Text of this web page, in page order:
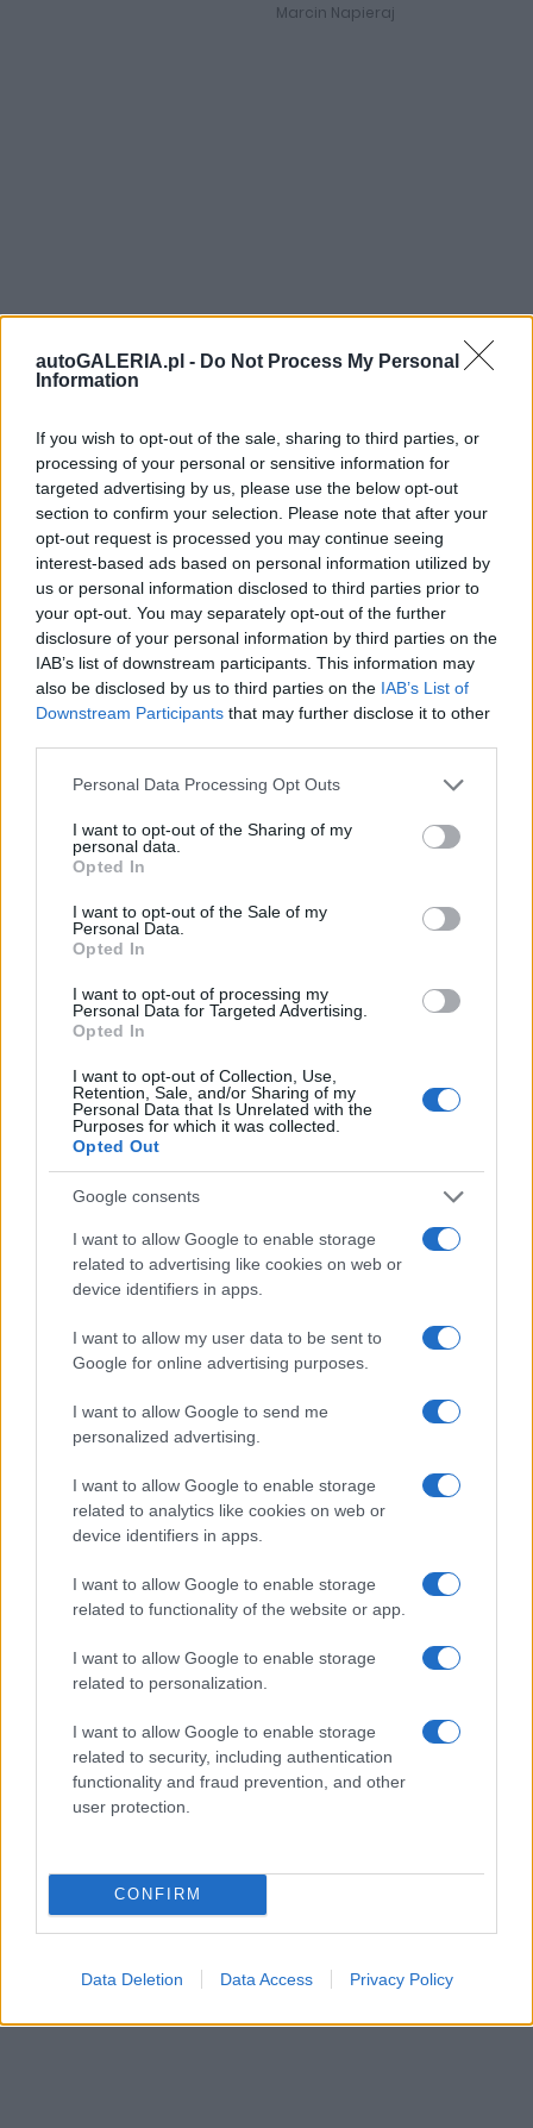
autoGALERIA.pl - Do Not Process My Personal
Information
If you wish to opt-out of the sale, sharing to third parties, or
processing of your personal or sensitive information for
targeted advertising by us, please use the below opt-out
section to confirm your selection. Please note that after your
opt-out request is processed you may continue seeing
interest-based ads based on personal information utilized by
us or personal information disclosed to third parties prior to
your opt-out. You may separately opt-out of the further
disclosure of your personal information by third parties on the
IAB’s list of downstream participants. This information may
also be disclosed by us to third parties on the IAB’s List of
Downstream Participants that may further disclose it to other
Please note that this website/app uses one or more Google
not limited to your visit or usage behaviour. You may click to
grant or deny consent to Google and its third-party tags to
use your data for below specified purposes in below Google
consent section.
Personal Data Processing Opt Outs
I want to opt-out of the Sharing of my
personal data.
Opted In
I want to opt-out of the Sale of my
Personal Data.
Opted In
I want to opt-out of processing my
Personal Data for Targeted Advertising.
Opted In
I want to opt-out of Collection, Use,
Retention, Sale, and/or Sharing of my
Personal Data that Is Unrelated with the
Purposes for which it was collected.
Opted Out
Google consents
I want to allow Google to enable storage
related to advertising like cookies on web or
device identifiers in apps.
I want to allow my user data to be sent to
Google for online advertising purposes.
I want to allow Google to send me
personalized advertising.
I want to allow Google to enable storage
related to analytics like cookies on web or
device identifiers in apps.
I want to allow Google to enable storage
related to functionality of the website or app.
I want to allow Google to enable storage
related to personalization.
I want to allow Google to enable storage
related to security, including authentication
functionality and fraud prevention, and other
user protection.
CONFIRM
Data Deletion Data Access Privacy Policy
Marcin Napieraj